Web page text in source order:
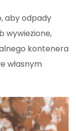
aby odpady
wywiezione,
kontenera
własnym